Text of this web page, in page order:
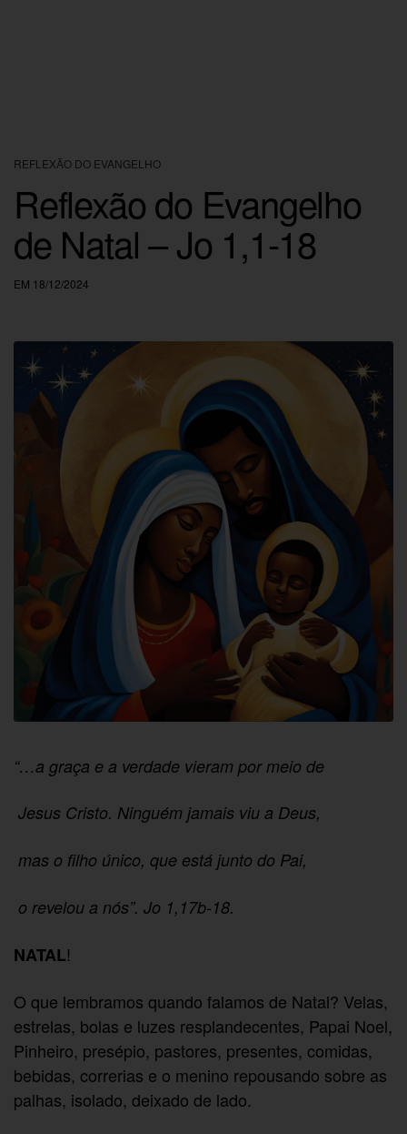
REFLEXÃO DO EVANGELHO
Reflexão do Evangelho
de Natal – Jo 1,1-18
EM 18/12/2024
“…a graça e a verdade vieram por meio de
Jesus Cristo. Ninguém jamais viu a Deus,
mas o filho único, que está junto do Pai,
o revelou a nós”. Jo 1,17b-18.
NATAL!
O que lembramos quando falamos de Natal? Velas,
estrelas, bolas e luzes resplandecentes, Papai Noel,
Pinheiro, presépio, pastores, presentes, comidas,
bebidas, correrias e o menino repousando sobre as
palhas, isolado, deixado de lado.